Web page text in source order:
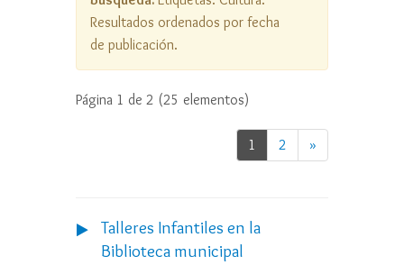
Resultados ordenados por fecha
de publicación.
Página 1 de 2 (25 elementos)
1 2 »
Talleres Infantiles en la
Biblioteca municipal